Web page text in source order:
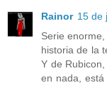
Rainor 15 de
Serie
historia de la
Y de
en nada,